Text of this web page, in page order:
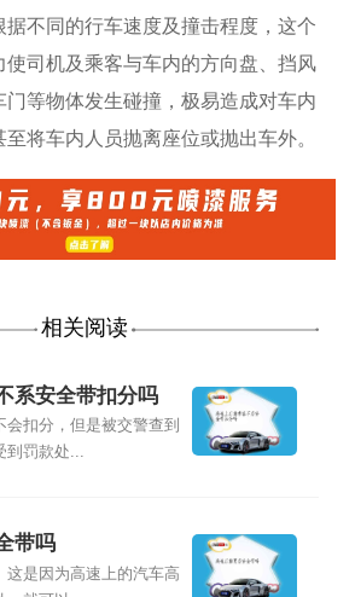
不同的行车速度及撞击程度，这个
使司机及乘客与车内的方向盘、挡风
等物体发生碰撞，极易造成对车内
将车内人员抛离座位或抛出车外。
相关阅读
系安全带扣分吗
会扣分，但是被交警查到
到罚款处...
带吗
这是因为高速上的汽车高